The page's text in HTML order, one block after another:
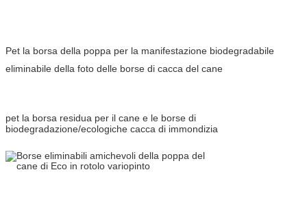
Pet la borsa della poppa per la manifestazione biodegradabile
eliminabile della foto delle borse di cacca del cane
pet la borsa residua per il cane e le borse di
biodegradazione/ecologiche cacca di immondizia